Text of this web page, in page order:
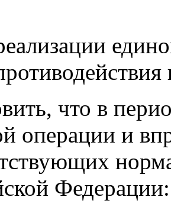
что в
операции и
Федерации: